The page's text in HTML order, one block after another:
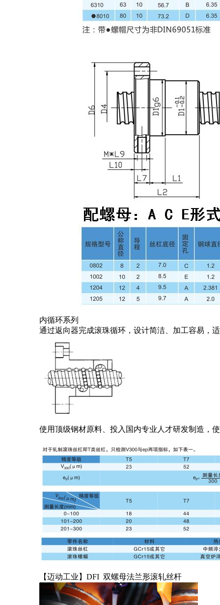
内循环系列
通过返向器完成滚珠循环，设计简洁、加工容易，
使用顶级钢材原料、投入国内专业人才研发制造，
【迈动工业】DFI 双螺母法兰形滚轧丝杆